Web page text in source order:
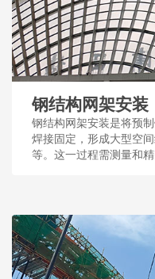
钢结构网架安装
钢结构网架安装是将预
焊接固定，形成大型空
等。这一过程需测量和